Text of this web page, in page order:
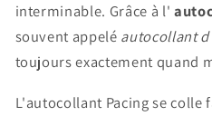
interminable. Grâce à l'
souvent appelé autocollant
toujours exactement quand
L'autocollant Pacing se colle